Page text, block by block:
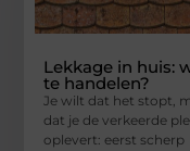
Lekkage in huis:
te handelen?
Je wilt dat het stopt,
dat je de verkeerde
oplevert: eerst scherp